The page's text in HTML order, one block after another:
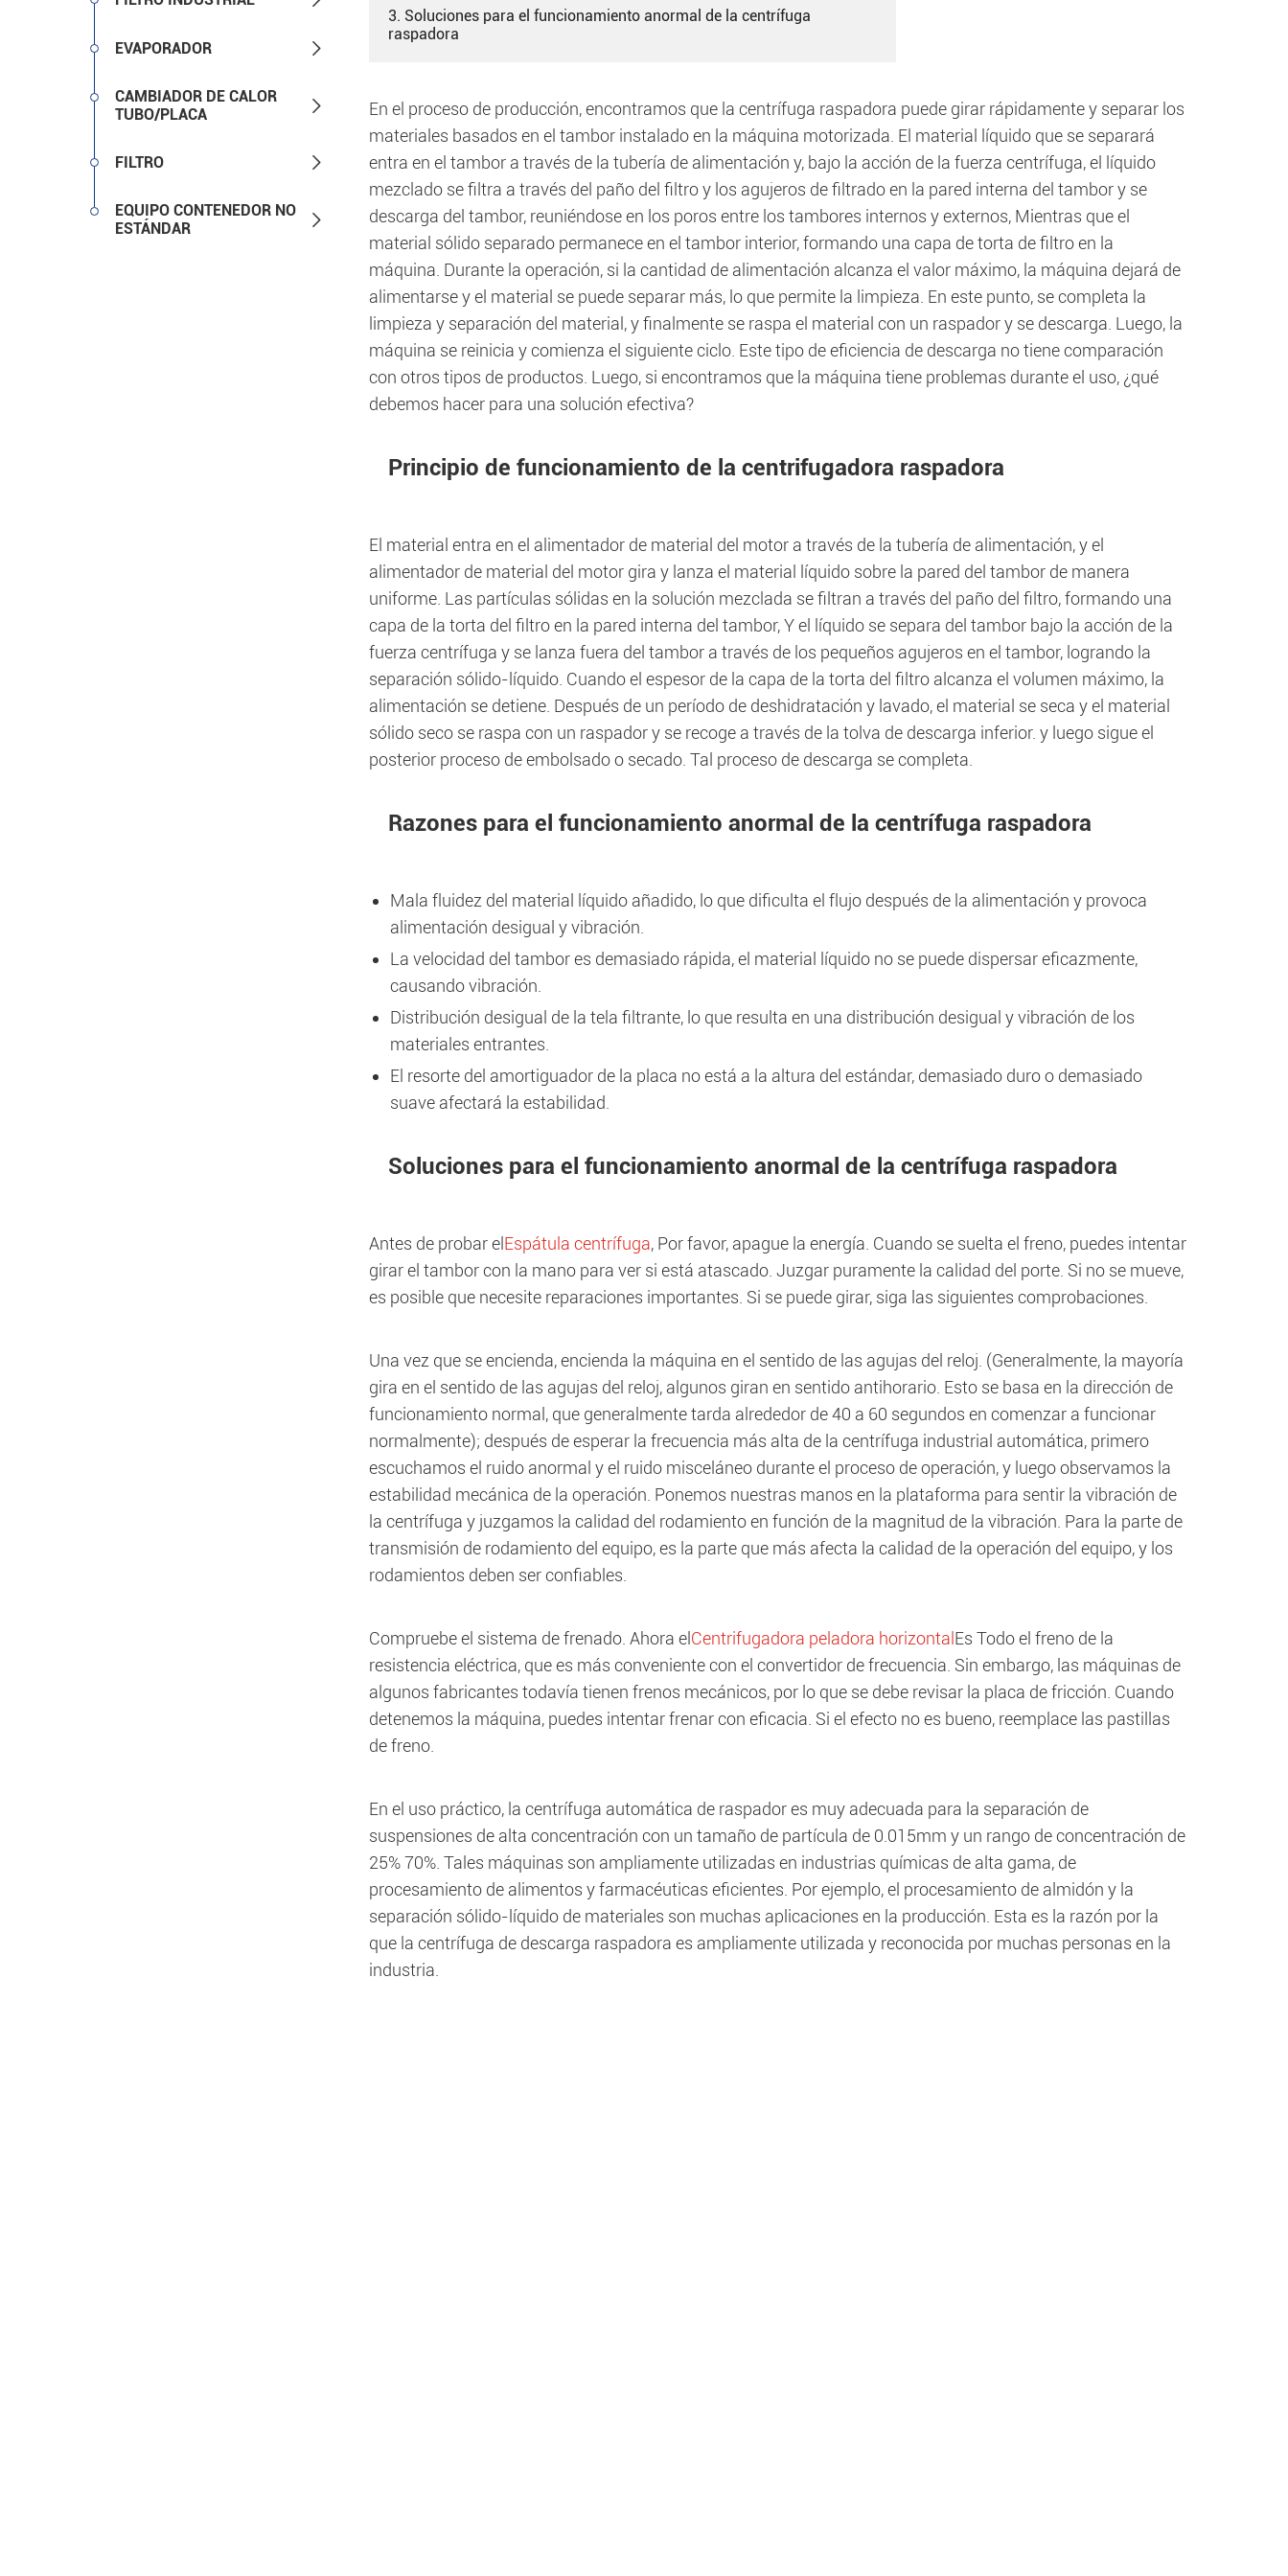
EVAPORADOR 
CAMBIADOR DE CALOR
TUBO/PLACA

FILTRO 
EQUIPO CONTENEDOR NO
ESTÁNDAR

3. Soluciones para el funcionamiento anormal de la centrífuga
raspadora
En el proceso de producción, encontramos que la centrífuga raspadora puede girar rápidamente y separar los
materiales basados en el tambor instalado en la máquina motorizada. El material líquido que se separará
entra en el tambor a través de la tubería de alimentación y, bajo la acción de la fuerza centrífuga, el líquido
mezclado se filtra a través del paño del filtro y los agujeros de filtrado en la pared interna del tambor y se
descarga del tambor, reuniéndose en los poros entre los tambores internos y externos, Mientras que el
material sólido separado permanece en el tambor interior, formando una capa de torta de filtro en la
máquina. Durante la operación, si la cantidad de alimentación alcanza el valor máximo, la máquina dejará de
alimentarse y el material se puede separar más, lo que permite la limpieza. En este punto, se completa la
limpieza y separación del material, y finalmente se raspa el material con un raspador y se descarga. Luego, la
máquina se reinicia y comienza el siguiente ciclo. Este tipo de eficiencia de descarga no tiene comparación
con otros tipos de productos. Luego, si encontramos que la máquina tiene problemas durante el uso, ¿qué
debemos hacer para una solución efectiva?
Principio de funcionamiento de la centrifugadora raspadora
El material entra en el alimentador de material del motor a través de la tubería de alimentación, y el
alimentador de material del motor gira y lanza el material líquido sobre la pared del tambor de manera
uniforme. Las partículas sólidas en la solución mezclada se filtran a través del paño del filtro, formando una
capa de la torta del filtro en la pared interna del tambor, Y el líquido se separa del tambor bajo la acción de la
fuerza centrífuga y se lanza fuera del tambor a través de los pequeños agujeros en el tambor, logrando la
separación sólido-líquido. Cuando el espesor de la capa de la torta del filtro alcanza el volumen máximo, la
alimentación se detiene. Después de un período de deshidratación y lavado, el material se seca y el material
sólido seco se raspa con un raspador y se recoge a través de la tolva de descarga inferior. y luego sigue el
posterior proceso de embolsado o secado. Tal proceso de descarga se completa.
Razones para el funcionamiento anormal de la centrífuga raspadora
Mala fluidez del material líquido añadido, lo que dificulta el flujo después de la alimentación y provoca
alimentación desigual y vibración.
La velocidad del tambor es demasiado rápida, el material líquido no se puede dispersar eficazmente,
causando vibración.
Distribución desigual de la tela filtrante, lo que resulta en una distribución desigual y vibración de los
materiales entrantes.
El resorte del amortiguador de la placa no está a la altura del estándar, demasiado duro o demasiado
suave afectará la estabilidad.
Soluciones para el funcionamiento anormal de la centrífuga raspadora
Antes de probar el Espátula centrífuga, Por favor, apague la energía. Cuando se suelta el freno, puedes intentar
girar el tambor con la mano para ver si está atascado. Juzgar puramente la calidad del porte. Si no se mueve,
es posible que necesite reparaciones importantes. Si se puede girar, siga las siguientes comprobaciones.
Una vez que se encienda, encienda la máquina en el sentido de las agujas del reloj. (Generalmente, la mayoría
gira en el sentido de las agujas del reloj, algunos giran en sentido antihorario. Esto se basa en la dirección de
funcionamiento normal, que generalmente tarda alrededor de 40 a 60 segundos en comenzar a funcionar
normalmente); después de esperar la frecuencia más alta de la centrífuga industrial automática, primero
escuchamos el ruido anormal y el ruido misceláneo durante el proceso de operación, y luego observamos la
estabilidad mecánica de la operación. Ponemos nuestras manos en la plataforma para sentir la vibración de
la centrífuga y juzgamos la calidad del rodamiento en función de la magnitud de la vibración. Para la parte de
transmisión de rodamiento del equipo, es la parte que más afecta la calidad de la operación del equipo, y los
rodamientos deben ser confiables.
Compruebe el sistema de frenado. Ahora el Centrifugadora peladora horizontal Es Todo el freno de la
resistencia eléctrica, que es más conveniente con el convertidor de frecuencia. Sin embargo, las máquinas de
algunos fabricantes todavía tienen frenos mecánicos, por lo que se debe revisar la placa de fricción. Cuando
detenemos la máquina, puedes intentar frenar con eficacia. Si el efecto no es bueno, reemplace las pastillas
de freno.
En el uso práctico, la centrífuga automática de raspador es muy adecuada para la separación de
suspensiones de alta concentración con un tamaño de partícula de 0.015mm y un rango de concentración de
25% 70%. Tales máquinas son ampliamente utilizadas en industrias químicas de alta gama, de
procesamiento de alimentos y farmacéuticas eficientes. Por ejemplo, el procesamiento de almidón y la
separación sólido-líquido de materiales son muchas aplicaciones en la producción. Esta es la razón por la
que la centrífuga de descarga raspadora es ampliamente utilizada y reconocida por muchas personas en la
industria.